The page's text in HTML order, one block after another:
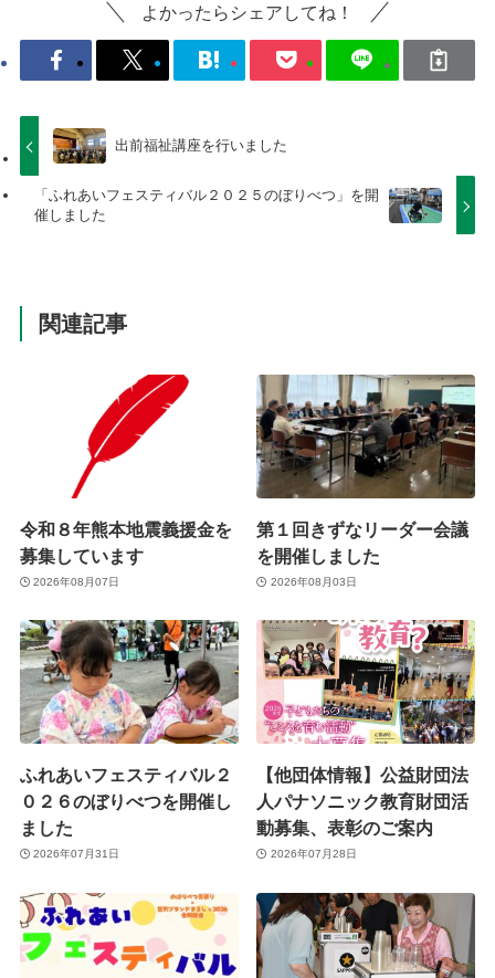
よかったらシェアしてね！
出前福祉講座を行いました
「ふれあいフェスティバル２０２５のぼりべつ」を開
催しました
関連記事
令和８年熊本地震義援金を
募集しています
2026年08月07日
第１回きずなリーダー会議
を開催しました
2026年08月03日
ふれあいフェスティバル２
０２６のぼりべつを開催し
ました
2026年07月31日
【他団体情報】公益財団法
人パナソニック教育財団活
動募集、表彰のご案内
2026年07月28日